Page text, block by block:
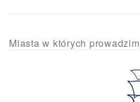
Miasta w których